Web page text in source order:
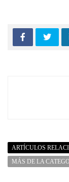
ARTÍCULOS
MÁS DE LA